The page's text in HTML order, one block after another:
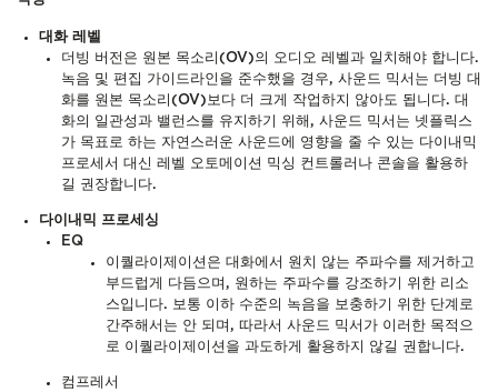
대화 레벨
더빙 버전은 원본 목소리(OV)의 오디오 레벨과 일치해야 합니다.
녹음 및 편집 가이드라인을 준수했을 경우, 사운드 믹서는 더빙 대
화를 원본 목소리(OV)보다 더 크게 작업하지 않아도 됩니다. 대
화의 일관성과 밸런스를 유지하기 위해, 사운드 믹서는 넷플릭스
가 목표로 하는 자연스러운 사운드에 영향을 줄 수 있는 다이내믹
프로세서 대신 레벨 오토메이션 믹싱 컨트롤러나 콘솔을 활용하
길 권장합니다.
다이내믹 프로세싱
EQ
이퀄라이제이션은 대화에서 원치 않는 주파수를 제거하고
부드럽게 다듬으며, 원하는 주파수를 강조하기 위한 리소
스입니다. 보통 이하 수준의 녹음을 보충하기 위한 단계로
간주해서는 안 되며, 따라서 사운드 믹서가 이러한 목적으
로 이퀄라이제이션을 과도하게 활용하지 않길 권합니다.
컴프레서